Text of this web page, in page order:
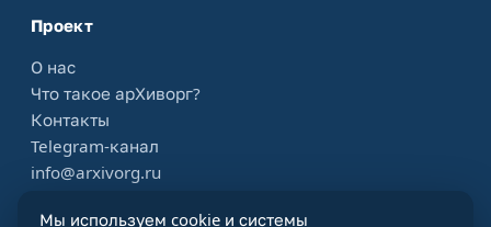
Проект
О нас
Что такое арХиворг?
Контакты
Telegram-канал
info@arxivorg.ru
Мы используем cookie и системы